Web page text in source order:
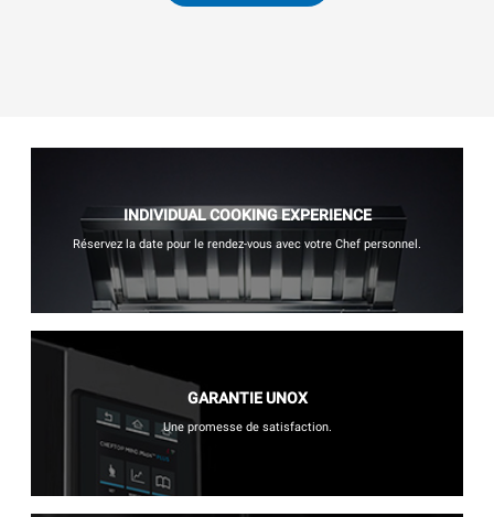
INDIVIDUAL COOKING EXPERIENCE
Réservez la date pour le rendez-vous avec votre Chef personnel.
GARANTIE UNOX
Une promesse de satisfaction.